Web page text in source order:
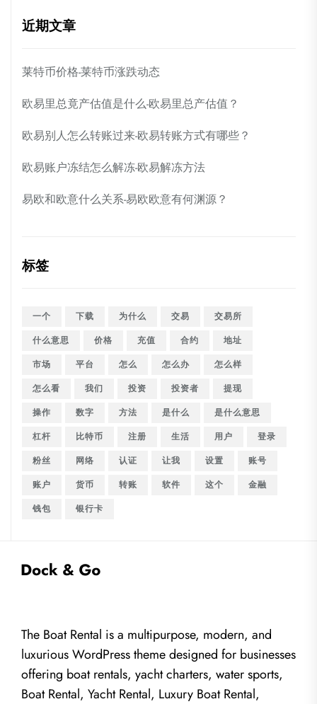
近期文章
莱特币价格-莱特币涨跌动态
欧易里总竟产估值是什么-欧易里总产估值？
欧易别人怎么转账过来-欧易转账方式有哪些？
欧易账户冻结怎么解冻-欧易解冻方法
易欧和欧意什么关系-易欧欧意有何渊源？
标签
一个 下载 为什么 交易
交易所
什么意思
价格 充值 合约
地址
市场
平台 怎么 怎么办
怎么样
怎么看
我们 投资 投资者
提现
操作
数字 方法 是什么
是什么意思
杠杆
比特币 注册 生活 用户
登录
粉丝
网络 认证 让我 设置
账号
账户
货币 转账 软件 这个
金融
钱包
银行卡
The Boat Rental is a multipurpose, modern, and
luxurious WordPress theme designed for businesses
offering boat rentals, yacht charters, water sports,
Boat Rental, Yacht Rental, Luxury Boat Rental,